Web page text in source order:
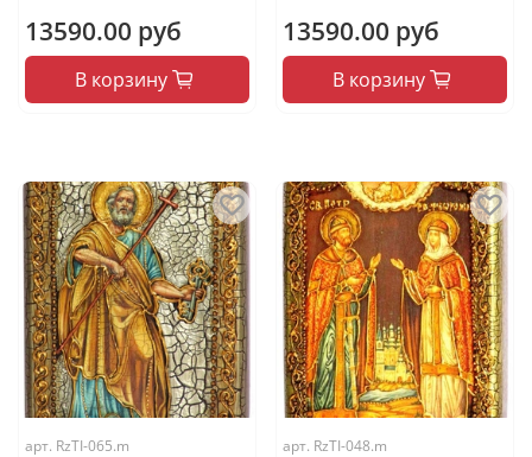
13590.00 руб
В корзину
13590.00 руб
В корзину
арт. RzTI-065.m арт. RzTI-048.m